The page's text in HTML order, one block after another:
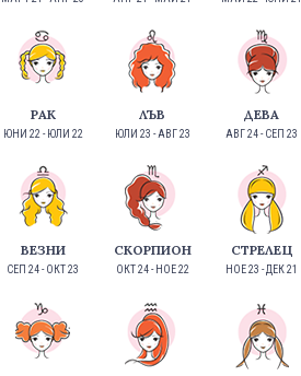
РАК
ЮНИ 22 - ЮЛИ 22
ЛЪВ
ЮЛИ 23 - АВГ 23
ДЕВА
АВГ 24 - СЕП 23
ВЕЗНИ
СЕП 24 - ОКТ 23
СКОРПИОН
ОКТ 24 - НОЕ 22
СТРЕЛЕЦ
НОЕ 23 - ДЕК 21